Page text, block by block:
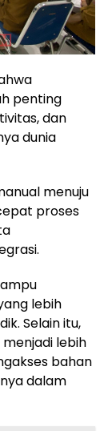
penting
dan
dunia
menuju
proses
lebih
Selain itu,
lebih
bahan
dalam